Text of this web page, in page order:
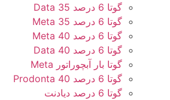
گوتا 6 درصد 35 Data
گوتا 6 درصد 35 Meta
گوتا 6 درصد 40 Meta
گوتا 6 درصد 40 Data
گوتا بار آبچوراتور Meta
گوتا 6 درصد 40 Prodonta
گوتا 6 درصد دیادنت